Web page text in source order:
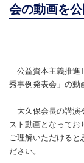
会の動画を
公益資本主義推進
秀事例発表会」の動
大久保会長の講演
スト動画となってお
ご理解いただけると
ださい。